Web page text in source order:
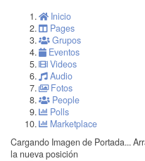
Inicio
Pages
Grupos
Eventos
Videos
Audio
Fotos
People
Polls
Marketplace
Cargando Imagen de Portada...
la nueva posición